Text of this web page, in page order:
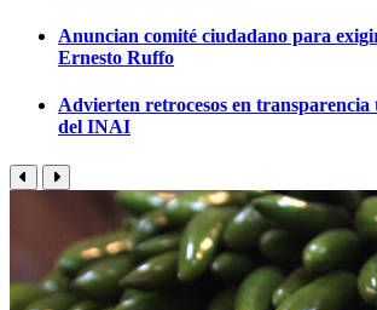
Anuncian comité ciudadano para
Ernesto Ruffo
Advierten retrocesos en transparencia
del INAI